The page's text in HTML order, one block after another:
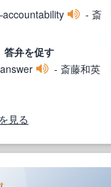
- 斎
答弁を促す
- 斎藤和英
見る